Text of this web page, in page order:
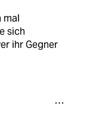
mal
sich
ihr Gegner